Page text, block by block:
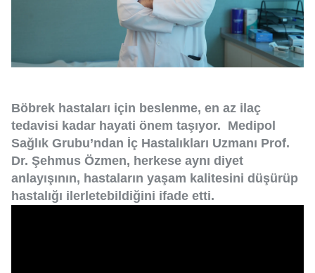
Böbrek hastaları için beslenme, en az ilaç
tedavisi kadar hayati önem taşıyor. Medipol
Sağlık Grubu’ndan İç Hastalıkları Uzmanı Prof.
Dr. Şehmus Özmen, herkese aynı diyet
anlayışının, hastaların yaşam kalitesini düşürüp
hastalığı ilerletebildiğini ifade etti.